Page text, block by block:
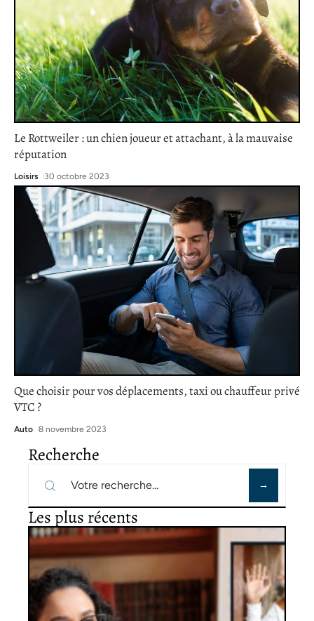
Le Rottweiler : un chien joueur et attachant, à la mauvaise
réputation
Loisirs 30 octobre 2023
Que choisir pour vos déplacements, taxi ou chauffeur privé
VTC ?
Auto 8 novembre 2023
Recherche
Les plus récents